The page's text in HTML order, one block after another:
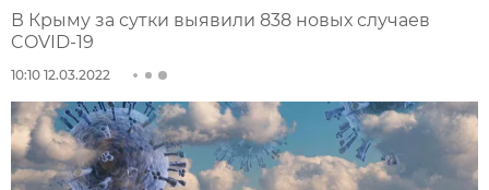
В Крыму за сутки выявили 838 новых случаев
COVID-19
10:10 12.03.2022